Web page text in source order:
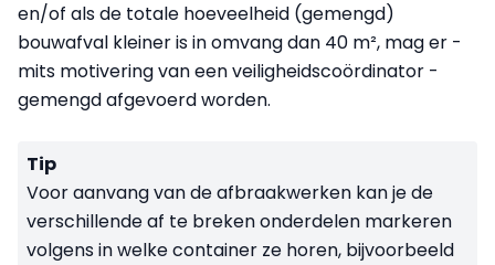
en/of als de totale hoeveelheid (gemengd)
bouwafval kleiner is in omvang dan 40 m², mag er -
mits motivering van een veiligheidscoördinator -
gemengd afgevoerd worden.
Tip
Voor aanvang van de afbraakwerken kan je de
verschillende af te breken onderdelen markeren
volgens in welke container ze horen, bijvoorbeeld